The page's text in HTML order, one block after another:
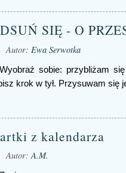
SIĘ - O
Autor: Ewa Serwotka
Wyobraź sobie: przybliżam
krok w tył. Przysuwam się
z kalendarza
Autor:A.M.